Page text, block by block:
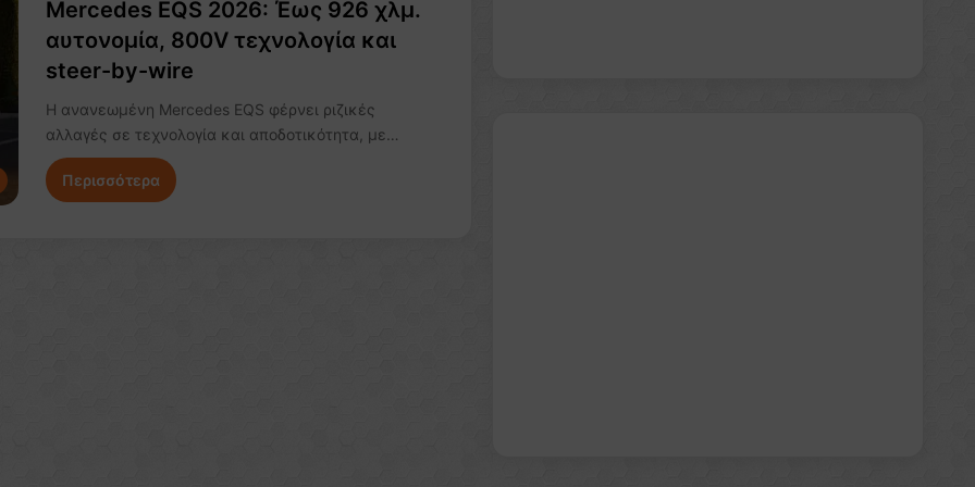
Mercedes EQS 2026: Έως 926 χλμ.
αυτονομία, 800V τεχνολογία και
steer-by-wire
Η ανανεωμένη Mercedes EQS φέρνει ριζικές
αλλαγές σε τεχνολογία και αποδοτικότητα, με…
Περισσότερα